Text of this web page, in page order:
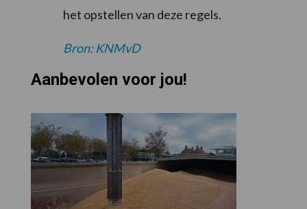
het opstellen van deze regels.
Bron: KNMvD
Aanbevolen voor jou!